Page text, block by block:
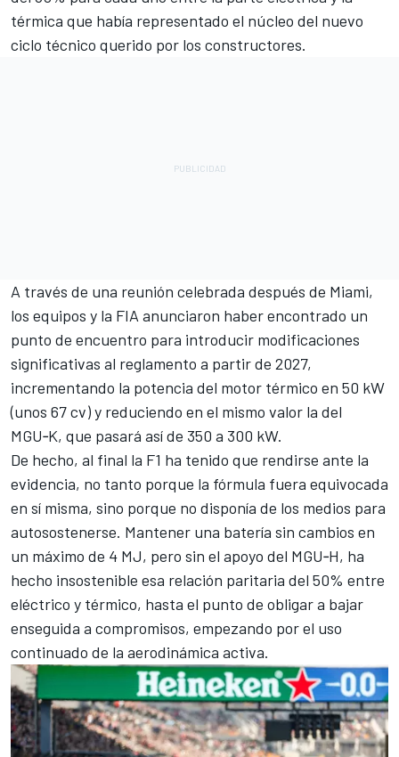
térmica que había representado el núcleo del nuevo
ciclo técnico querido por los constructores.
A través de una reunión celebrada después de Miami,
los equipos y la FIA anunciaron haber encontrado un
punto de encuentro para introducir modificaciones
significativas al reglamento a partir de 2027,
incrementando la potencia del motor térmico en 50 kW
(unos 67 cv) y reduciendo en el mismo valor la del
MGU‑K, que pasará así de 350 a 300 kW.
De hecho, al final la F1 ha tenido que rendirse ante la
evidencia, no tanto porque la fórmula fuera equivocada
en sí misma, sino porque no disponía de los medios para
autosostenerse. Mantener una batería sin cambios en
un máximo de 4 MJ, pero sin el apoyo del MGU‑H, ha
hecho insostenible esa relación paritaria del 50% entre
eléctrico y térmico, hasta el punto de obligar a bajar
enseguida a compromisos, empezando por el uso
continuado de la aerodinámica activa.